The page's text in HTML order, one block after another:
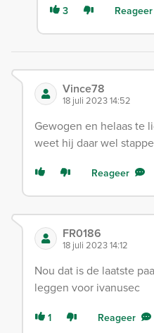
3 Reageer
Vince78
18 juli 2023 14:52
Gewogen en helaas te
weet hij daar wel
Reageer
FR0186
18 juli 2023 14:12
Nou dat is de laatste
leggen voor ivanusec
1 Reageer